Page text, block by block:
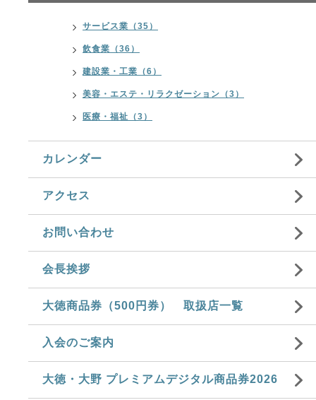
サービス業（35）
飲食業（36）
建設業・工業（6）
美容・エステ・リラクゼーション（3）
医療・福祉（3）
カレンダー
アクセス
お問い合わせ
会長挨拶
大徳商品券（500円券） 取扱店一覧
入会のご案内
大徳・大野 プレミアムデジタル商品券2026